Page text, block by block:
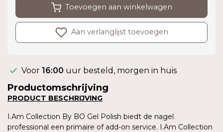
Toevoegen aan winkelwagen
Aan verlanglijst toevoegen
Voor 16:00 uur besteld, morgen in huis
Productomschrijving
PRODUCT BESCHRIJVING
I.Am Collection By BO Gel Polish biedt de nagel
professional een primaire of add-on service. I.Am Collection